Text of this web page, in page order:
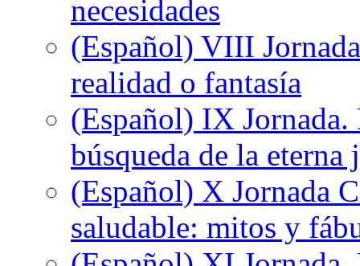
necesidades
(Español) VIII
realidad o fantasía
(Español) IX
búsqueda de la eterna
(Español) X Jornada
saludable: mitos y